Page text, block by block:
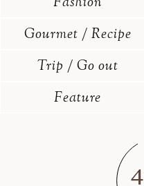
Gourmet / Recipe
Trip / Go out
Feature